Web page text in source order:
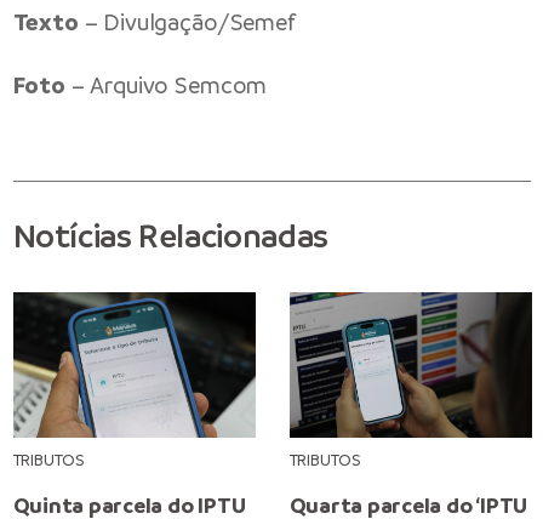
Texto – Divulgação/Semef
Foto – Arquivo Semcom
Notícias Relacionadas
TRIBUTOS
Quinta parcela do IPTU
TRIBUTOS
Quarta parcela do ‘IPTU